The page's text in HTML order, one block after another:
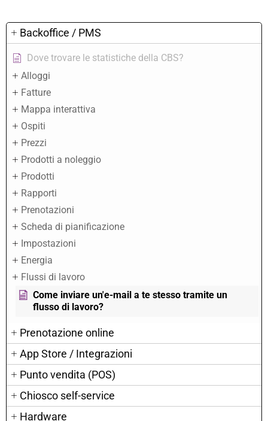
Backoffice / PMS
Dove trovare le statistiche della CBS?
Alloggi
Fatture
Mappa interattiva
Ospiti
Prezzi
Prodotti a noleggio
Prodotti
Rapporti
Prenotazioni
Scheda di pianificazione
Impostazioni
Energia
Flussi di lavoro
Come inviare un'e-mail a te stesso tramite un
flusso di lavoro?
Prenotazione online
App Store / Integrazioni
Punto vendita (POS)
Chiosco self-service
Hardware